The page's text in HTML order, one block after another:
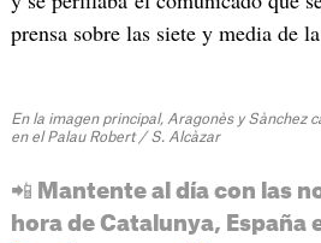
prensa sobre las siete y media de
En la imagen principal, Aragonès y Sànchez
en el Palau Robert / S. Alcàzar
📲 Mantente al día con las
hora de Catalunya, España